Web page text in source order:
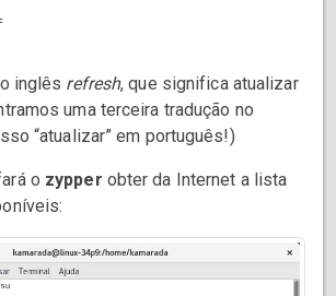
inglês refresh, que significa atualizar
uma terceira tradução no
“atualizar” em português!)
o zypper obter da Internet a lista